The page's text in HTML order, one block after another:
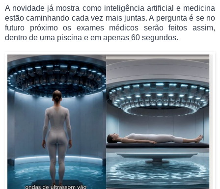
A novidade já mostra como inteligência artificial e medicina
estão caminhando cada vez mais juntas. A pergunta é se no
futuro próximo os exames médicos serão feitos assim,
dentro de uma piscina e em apenas 60 segundos.